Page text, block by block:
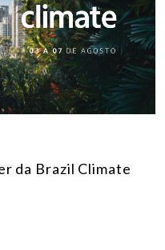
da Brazil Climate